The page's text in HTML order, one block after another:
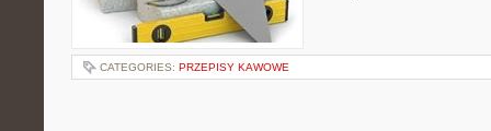
CATEGORIES: PRZEPISY KAWOWE